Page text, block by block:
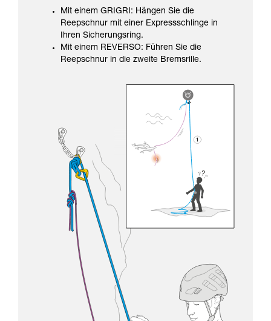
Mit einem GRIGRI: Hängen Sie die
Reepschnur mit einer Expressschlinge in
Ihren Sicherungsring.
Mit einem REVERSO: Führen Sie die
Reepschnur in die zweite Bremsrille.